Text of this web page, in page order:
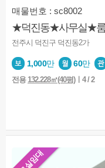
매물번호 : sc8002
전주시 덕진구 덕진동2가
1,000만 60만
전용 132.228㎡(40평)ㅣ4 / 2